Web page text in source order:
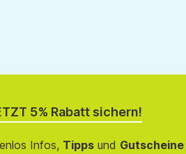
5% Rabatt sichern!
Infos, Tippsund Gutscheine